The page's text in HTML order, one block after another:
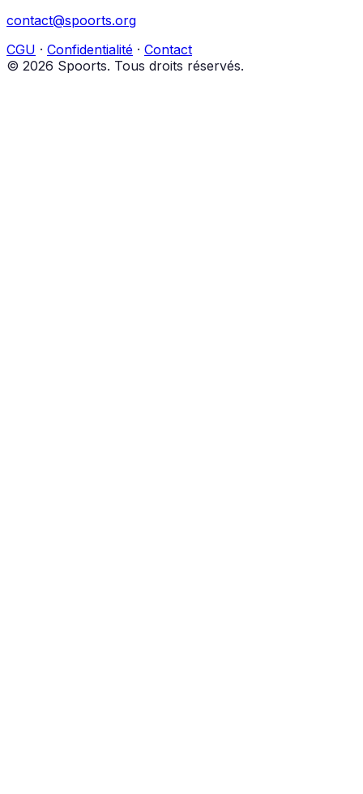
contact@spoorts.org
CGU · Confidentialité · Contact
© 2026 Spoorts. Tous droits réservés.